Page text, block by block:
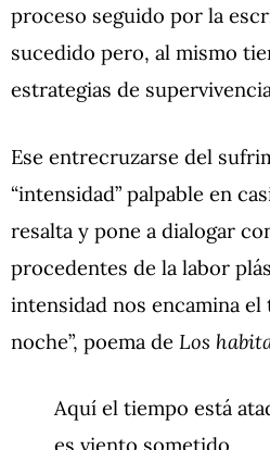
proceso seguido por la
sucedido pero, al mismo
estrategias de
Ese entrecruzarse del
“intensidad” palpable en
resalta y pone a dialogar
procedentes de la labor
intensidad nos encamina
noche”, poema de Los
Aquí el tiempo está
es viento sometido